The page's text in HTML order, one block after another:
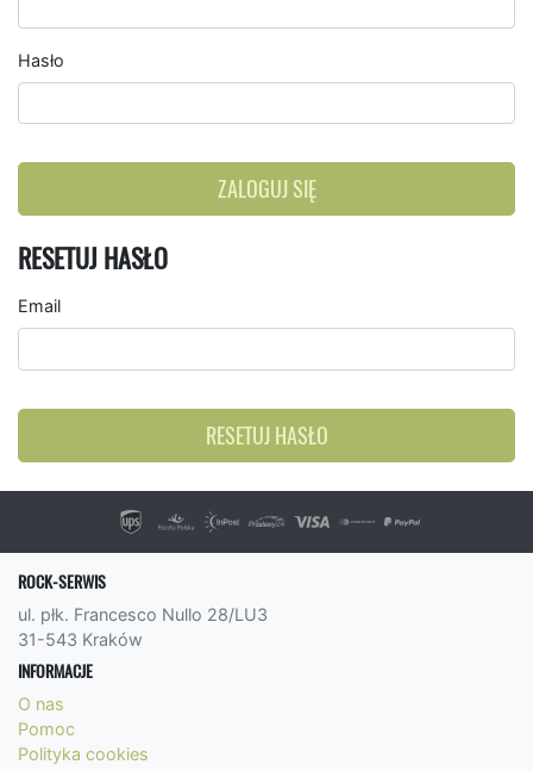
Hasło
ZALOGUJ SIĘ
RESETUJ HASŁO
Email
RESETUJ HASŁO
ROCK-SERWIS
ul. płk. Francesco Nullo 28/LU3
31-543 Kraków
INFORMACJE
O nas
Pomoc
Polityka cookies